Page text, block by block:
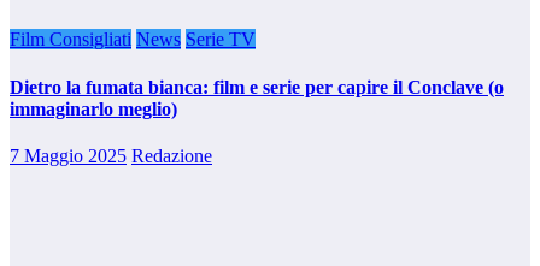
Film Consigliati News Serie TV
Dietro la fumata bianca: film e serie per capire il Conclave (o
immaginarlo meglio)
7 Maggio 2025 Redazione